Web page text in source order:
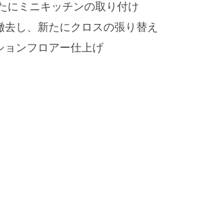
にミニキッチンの取り付け
し、新たにクロスの張り替え
ョンフロアー仕上げ